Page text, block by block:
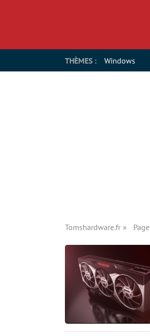
THÈMES : Windows
Tomshardware.fr